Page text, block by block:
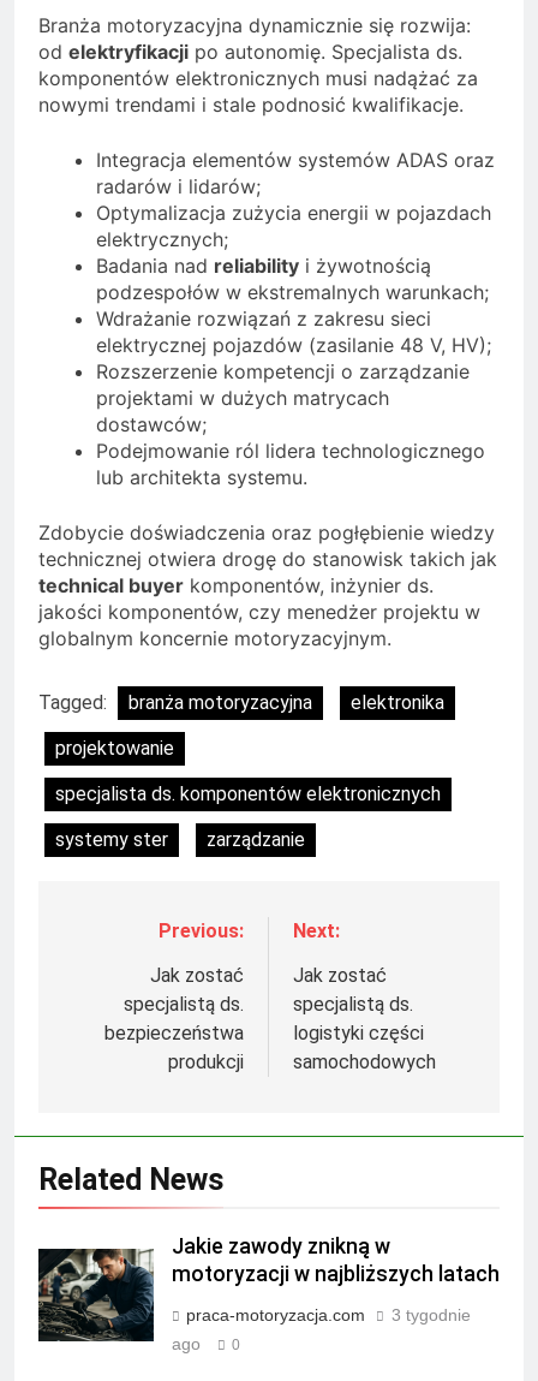
Branża motoryzacyjna dynamicznie się rozwija:
od elektryfikacji po autonomię. Specjalista ds.
komponentów elektronicznych musi nadążać za
nowymi trendami i stale podnosić kwalifikacje.
Integracja elementów systemów ADAS oraz
radarów i lidarów;
Optymalizacja zużycia energii w pojazdach
elektrycznych;
Badania nad reliability i żywotnością
podzespołów w ekstremalnych warunkach;
Wdrażanie rozwiązań z zakresu sieci
elektrycznej pojazdów (zasilanie 48 V, HV);
Rozszerzenie kompetencji o zarządzanie
projektami w dużych matrycach
dostawców;
Podejmowanie ról lidera technologicznego
lub architekta systemu.
Zdobycie doświadczenia oraz pogłębienie wiedzy
technicznej otwiera drogę do stanowisk takich jak
technical buyer komponentów, inżynier ds.
jakości komponentów, czy menedżer projektu w
globalnym koncernie motoryzacyjnym.
Tagged: branża motoryzacyjna
elektronika
projektowanie
specjalista ds. komponentów elektronicznych
systemy ster
zarządzanie
NawigacjaPrevious:
Jak zostać
specjalistą ds.
bezpieczeństwa
produkcji
Next:
Jak zostać
specjalistą ds.
logistyki części
samochodowych
Related News
Jakie zawody znikną w
motoryzacji w najbliższych latach
praca-motoryzacja.com
3 tygodnie
ago
0